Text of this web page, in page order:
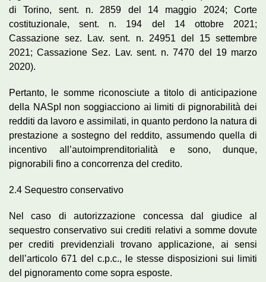
di Torino, sent. n. 2859 del 14 maggio 2024; Corte
costituzionale, sent. n. 194 del 14 ottobre 2021;
Cassazione sez. Lav. sent. n. 24951 del 15 settembre
2021; Cassazione Sez. Lav. sent. n. 7470 del 19 marzo
2020).
Pertanto, le somme riconosciute a titolo di anticipazione
della NASpI non soggiacciono ai limiti di pignorabilità dei
redditi da lavoro e assimilati, in quanto perdono la natura di
prestazione a sostegno del reddito, assumendo quella di
incentivo all’autoimprenditorialità e sono, dunque,
pignorabili fino a concorrenza del credito.
2.4 Sequestro conservativo
Nel caso di autorizzazione concessa dal giudice al
sequestro conservativo sui crediti relativi a somme dovute
per crediti previdenziali trovano applicazione, ai sensi
dell’articolo 671 del c.p.c., le stesse disposizioni sui limiti
del pignoramento come sopra esposte.